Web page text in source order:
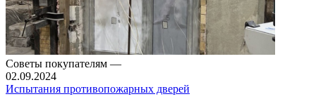
Советы покупателям —
02.09.2024
Испытания противопожарных дверей